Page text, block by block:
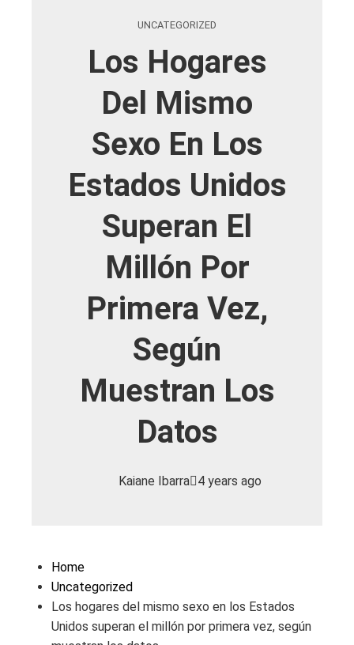
UNCATEGORIZED
Los Hogares
Del Mismo
Sexo En Los
Estados Unidos
Superan El
Millón Por
Primera Vez,
Según
Muestran Los
Datos
Kaiane Ibarra 4 years ago
Home
Uncategorized
Los hogares del mismo sexo en los Estados
Unidos superan el millón por primera vez, según